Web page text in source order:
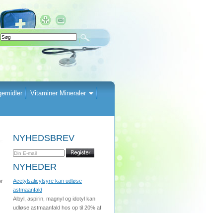
Vitaminer Mineraler
NYHEDSBREV
NYHEDER
Acetylsalicylsyre kan udløse
astmaanfald
Albyl, aspirin, magnyl og idotyl kan
udløse astmaanfald hos op til 20% af